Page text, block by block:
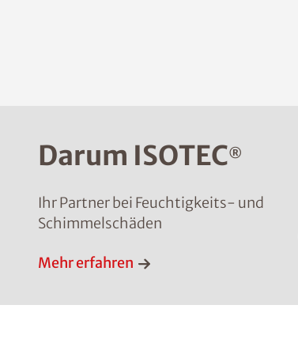
Darum ISOTEC®
Ihr Partner bei Feuchtigkeits- und
Schimmelschäden
Mehr erfahren